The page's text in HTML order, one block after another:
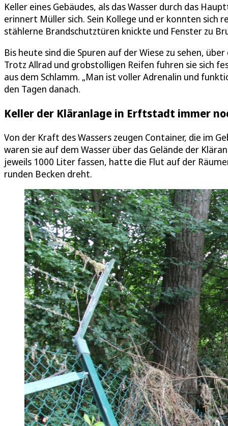
Keller eines Gebäudes, als das Wasser durch das
erinnert Müller sich. Sein Kollege und er konnten
stählerne Brandschutztüren knickte und Fenster zu
Bis heute sind die Spuren auf der Wiese zu sehen,
Trotz Allrad und grobstolligen Reifen fuhren sie sich
aus dem Schlamm. „Man ist voller Adrenalin und
den Tagen danach.
Keller der Kläranlage in Erftstadt immer
Von der Kraft des Wassers zeugen Container, die im
waren sie auf dem Wasser über das Gelände der
jeweils 1000 Liter fassen, hatte die Flut auf der
runden Becken dreht.